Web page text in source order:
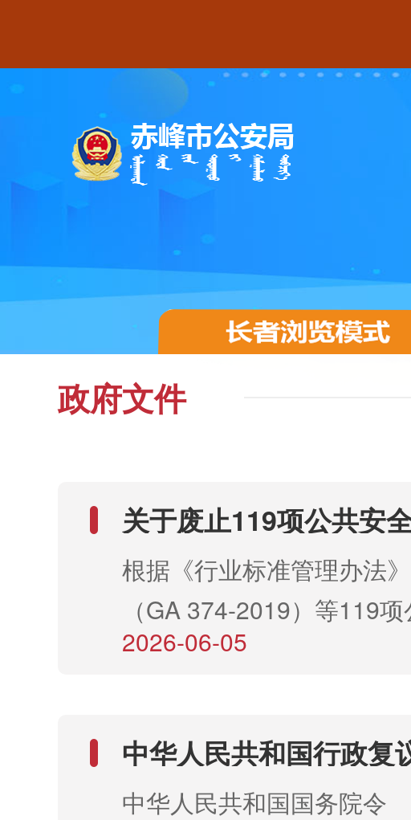
政府文件
关于废止119项公共安
根据《行业标准管理办法
（GA 374-2019）等
公 安 部 2026年
2026-06-05
中华人民共和国行政复
中华人民共和国国务院